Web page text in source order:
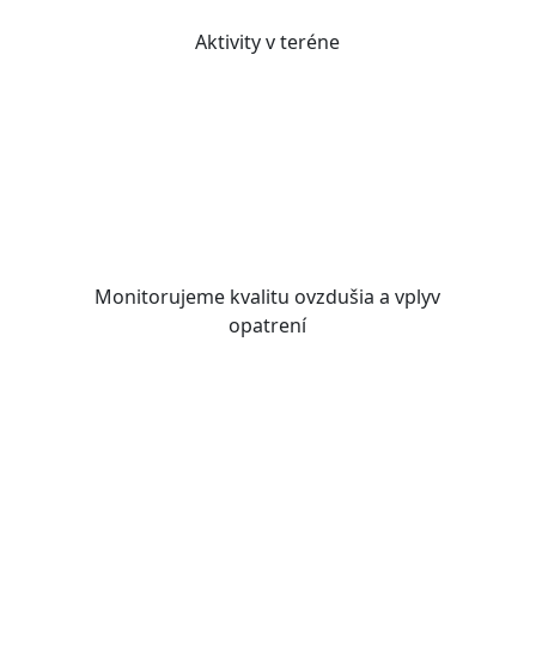
Aktivity v teréne
Monitorujeme kvalitu ovzdušiaa vplyv
opatrení